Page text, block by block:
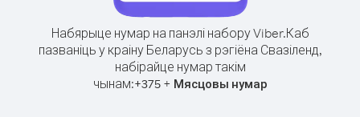
Набярыце нумар на панэлі набору Viber.Каб
пазваніць у краіну Беларусь з рэгіёна Свазіленд,
набірайце нумар такім
чынам:+375+ Мясцовы нумар